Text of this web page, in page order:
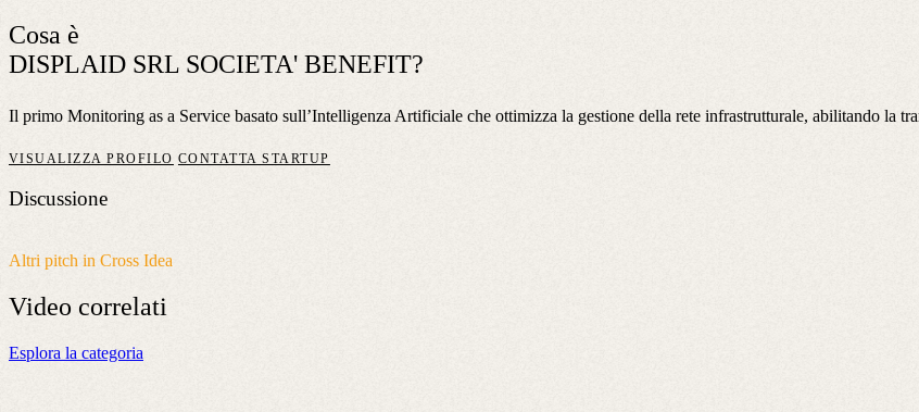
Cosa è
DISPLAID SRL SOCIETA' BENEFIT?
Il primo Monitoring as a Service basato sull’Intelligenza Artificiale che ottimizza la gestione della rete infrastrutturale, abilitando la
VISUALIZZA PROFILO CONTATTA STARTUP
Discussione
Altri pitch in Cross Idea
Video correlati
Esplora la categoria